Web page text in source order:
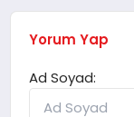
Yorum Yap
Ad Soyad: